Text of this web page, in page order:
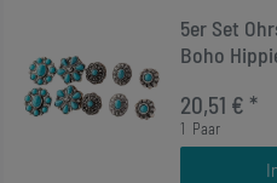
5er Set
Boho
20,51 € *
1 Paar